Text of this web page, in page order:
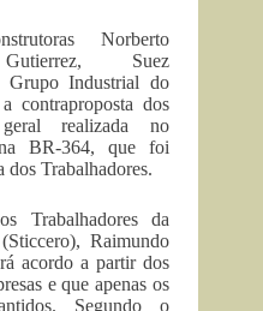
Norberto
Suez
Grupo Industrial do
contraproposta dos
realizada no
na BR-364, que foi
dos Trabalhadores.
Trabalhadores da
Raimundo
acordo a partir dos
e que apenas os
Segundo o